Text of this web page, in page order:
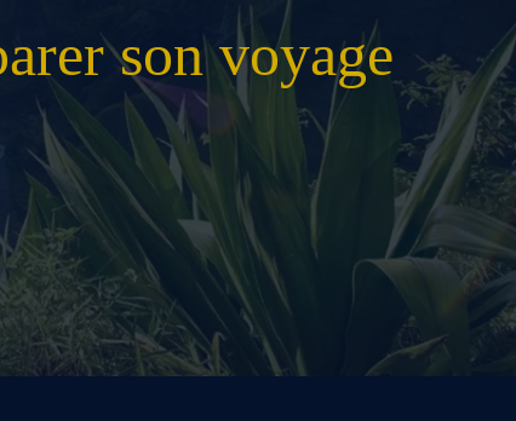
Asie du Sud-Est
Extrême-Orient
son voyage